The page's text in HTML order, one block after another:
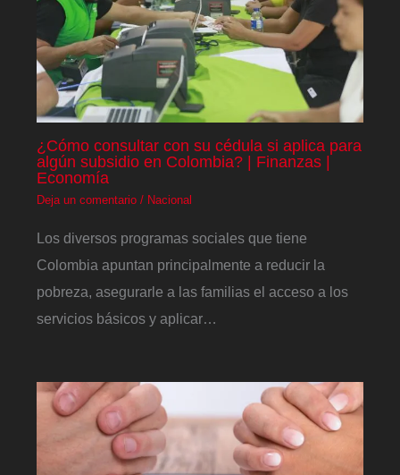
¿Cómo consultar con su cédula si aplica para
algún subsidio en Colombia? | Finanzas |
Economía
Deja un comentario / Nacional
Los diversos programas sociales que tiene
Colombia apuntan principalmente a reducir la
pobreza, asegurarle a las familias el acceso a los
servicios básicos y aplicar…